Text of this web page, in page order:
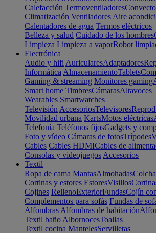
Calefacción Termoventiladores
Climatización Ventiladores Aire
Calentadores de agua Termos eléctricos
Belleza y salud Cuidado de los hombres
Limpieza Limpieza a vaporRobot
Electrónica
Audio y hifi AuricularesAdaptadores
Informática AlmacenamientoTablets
Gaming & streaming Monitores gaming
Smart home TimbresCámarasAltavoces
Wearables Smartwatches
Televisión AccesoriosTelevisores
Movilidad urbana KartsMotos eléctricas
Telefonía Teléfonos fijosGadgets y
Foto y vídeo Cámaras de fotosTrípodes
Cables Cables HDMICables de
Consolas y videojuegos Accesorios
Textil
Ropa de cama MantasAlmohadas
Cortinas y estores EstoresVisillos
Cojines RellenoExteriorFundasCojín
Complementos para sofás Fundas de
Alfombras Alfombras de habitación
Textil baño AlbornocesToallas
Textil cocina MantelesServilletas